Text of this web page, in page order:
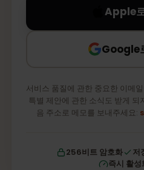
Apple
Google
서비스 품질에 관한 중요한 이메
특별 제안에 관한 소식도 받게 되
음 주소로 메모를 보내주세요:
256비트 암호화
저
즉시 활